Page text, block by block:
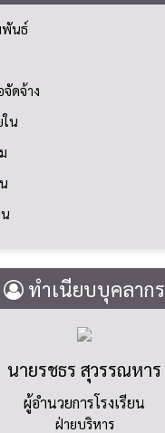
พันธ์
ดจ้าง
น
ทำเนียบบุคลากร
นายรชธร สุวรรณหาร
ผู้อำนวยการโรงเรียน
ฝ่ายบริหาร